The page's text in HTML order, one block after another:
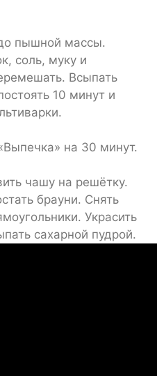
пышной массы.
соль, муку и
Всыпать
10 минут и
на 30 минут.
чашу на решётку.
брауни. Снять
Украсить
сахарной пудрой.